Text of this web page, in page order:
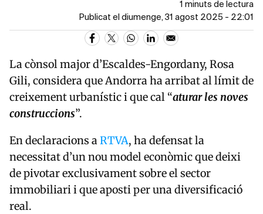
1 minuts de lectura
Publicat el diumenge, 31 agost 2025 - 22:01
La cònsol major d’Escaldes-Engordany, Rosa
Gili, considera que Andorra ha arribat al límit de
creixement urbanístic i que cal “aturar les noves
construccions”.
En declaracions aRTVA, ha defensat la
necessitat d’un nou model econòmic que deixi
de pivotar exclusivament sobre el sector
immobiliari i que aposti per una diversificació
real.